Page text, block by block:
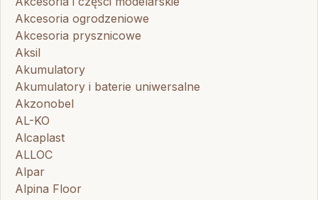
Akcesoria ogrodzeniowe
Akcesoria prysznicowe
Aksil
Akumulatory
Akumulatory i baterie uniwersalne
Akzonobel
AL-KO
Alcaplast
ALLOC
Alpar
Alpina Floor